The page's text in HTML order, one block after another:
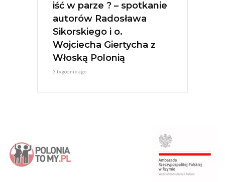
iść w parze ? – spotkanie
autorów Radosława
Sikorskiego i o.
Wojciecha Giertycha z
Włoską Polonią
3 tygodnie ago